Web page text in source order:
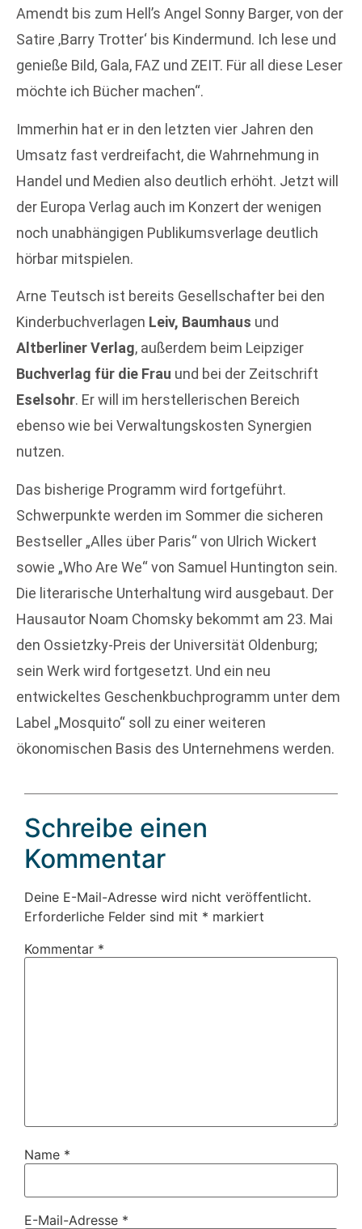
Amendt bis zum Hell’s Angel Sonny Barger, von der
Satire ‚Barry Trotter‘ bis Kindermund. Ich lese und
genieße Bild, Gala, FAZ und ZEIT. Für all diese Leser
möchte ich Bücher machen“.
Immerhin hat er in den letzten vier Jahren den
Umsatz fast verdreifacht, die Wahrnehmung in
Handel und Medien also deutlich erhöht. Jetzt will
der Europa Verlag auch im Konzert der wenigen
noch unabhängigen Publikumsverlage deutlich
hörbar mitspielen.
Arne Teutsch ist bereits Gesellschafter bei den
Kinderbuchverlagen Leiv, Baumhaus und
Altberliner Verlag, außerdem beim Leipziger
Buchverlag für die Frau und bei der Zeitschrift
Eselsohr. Er will im herstellerischen Bereich
ebenso wie bei Verwaltungskosten Synergien
nutzen.
Das bisherige Programm wird fortgeführt.
Schwerpunkte werden im Sommer die sicheren
Bestseller „Alles über Paris“ von Ulrich Wickert
sowie „Who Are We“ von Samuel Huntington sein.
Die literarische Unterhaltung wird ausgebaut. Der
Hausautor Noam Chomsky bekommt am 23. Mai
den Ossietzky-Preis der Universität Oldenburg;
sein Werk wird fortgesetzt. Und ein neu
entwickeltes Geschenkbuchprogramm unter dem
Label „Mosquito“ soll zu einer weiteren
ökonomischen Basis des Unternehmens werden.
Schreibe einen
Kommentar
Deine E-Mail-Adresse wird nicht veröffentlicht.
Erforderliche Felder sind mit * markiert
Kommentar *
Name *
E-Mail-Adresse *